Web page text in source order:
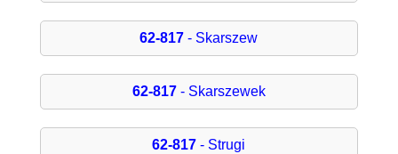
62-817 - Skarszew
62-817- Skarszewek
62-817 - Strugi